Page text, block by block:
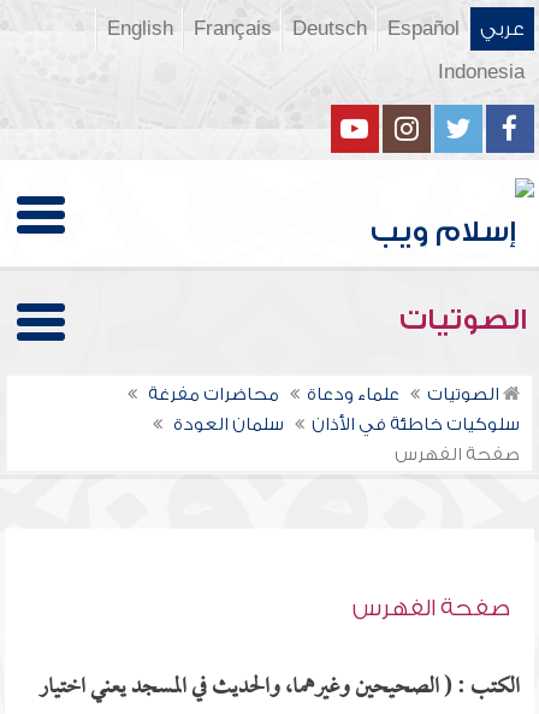
عربي Español
Deutsch
Français
English
Indonesia
الصوتيات
الصوتيات علماء ودعاة
محاضرات مفرغة
سلوكيات خاطئة في الأذان
سلمان العودة
صفحة الفهرس
صفحة الفهرس
الكتب : ( الصحيحين وغيرهما، والحديث في المسجد يعني اختيار